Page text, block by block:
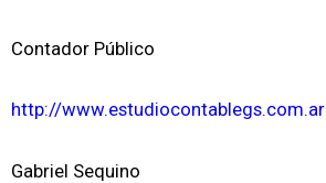
Contador Público
http://www.estudiocontablegs.com.ar
Gabriel Sequino